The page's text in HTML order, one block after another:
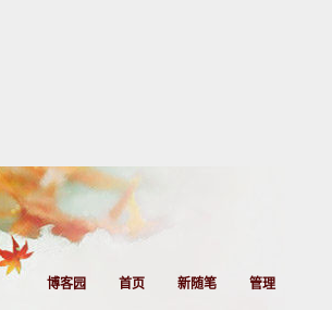
博客园 首页 新随笔 管理